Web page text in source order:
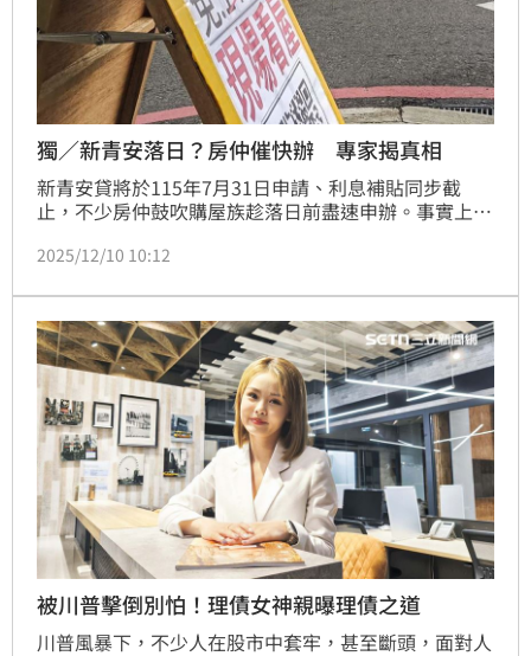
獨／新青安落日？房仲催快辦 專家揭真相
新青安貸將於115年7月31日申請、利息補貼同步截
止，不少房仲鼓吹購屋族趁落日前盡速申辦。事實上，
個月利息補貼，建議民眾應謹慎做好財務規劃。（陳韋
2025/12/10 10:12
被川普擊倒別怕！理債女神親曝理債之道
川普風暴下，不少人在股市中套牢，甚至斷頭，面對人